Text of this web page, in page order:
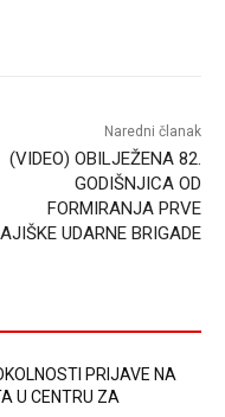
Naredni članak
(VIDEO) OBILJEŽENA 82.
GODIŠNJICA OD
FORMIRANJA PRVE
UDARNE BRIGADE
PRIJAVE NA
U CENTRU ZA